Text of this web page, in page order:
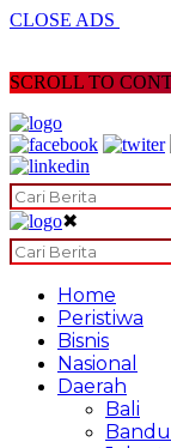
CLOSE ADS
SCROLL TO
✖
Home
Peristiwa
Bisnis
Nasional
Daerah
Bali